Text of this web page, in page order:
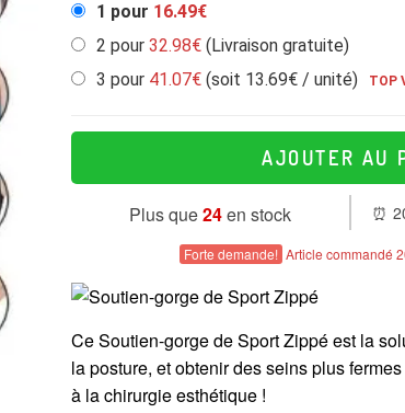
1 pour 16.49€
2 pour 32.98€ (Livraison gratuite)
3 pour 41.07€ (soit 13.69€ / unité) TOP
AJOUTER AU
plus que24en stock ⏰
Forte demande! Article commandé
Ce Soutien-gorge de Sport Zippé est la
la posture, et obtenir des seins plus
à la chirurgie esthétique !